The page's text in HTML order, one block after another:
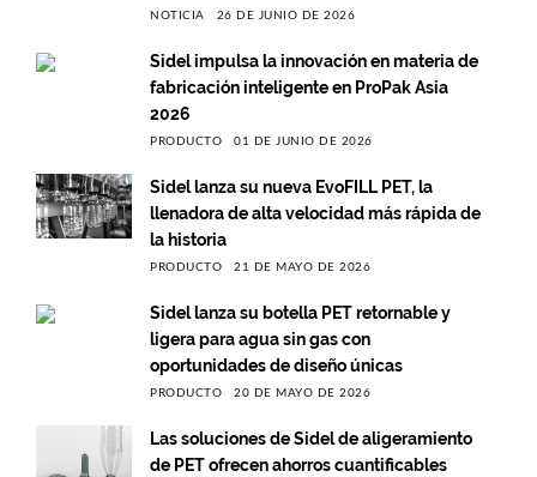
NOTICIA 26 DE JUNIO DE 2026
Sidel impulsa la innovación en materia de
fabricación inteligente en ProPak Asia
2026
PRODUCTO 01 DE JUNIO DE 2026
Sidel lanza su nueva EvoFILL PET, la
llenadora de alta velocidad más rápida de
la historia
PRODUCTO 21 DE MAYO DE 2026
Sidel lanza su botella PET retornable y
ligera para agua sin gas con
oportunidades de diseño únicas
PRODUCTO 20 DE MAYO DE 2026
Las soluciones de Sidel de aligeramiento
de PET ofrecen ahorros cuantificables